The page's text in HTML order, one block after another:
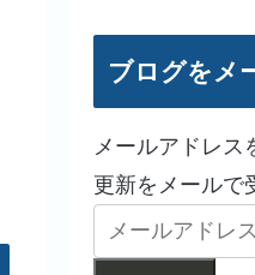
ブログをメ
メールアドレス
更新をメールで